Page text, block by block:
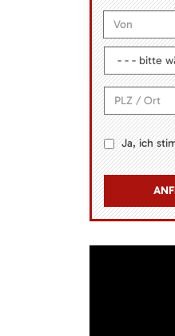
Ja, ich